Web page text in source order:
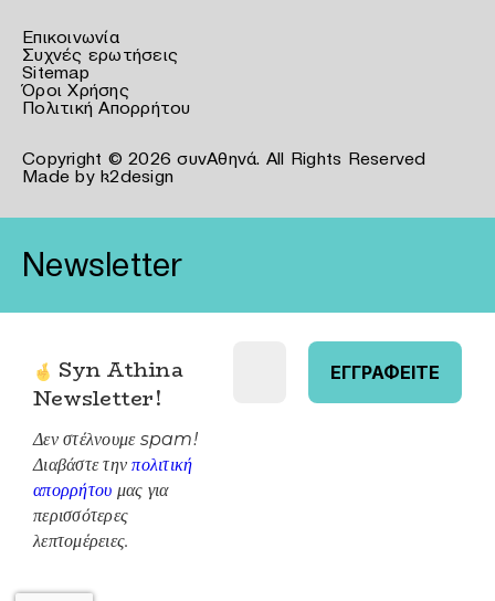
Επικοινωνία
Συχνές ερωτήσεις
Sitemap
Όροι Χρήσης
Πολιτική Απορρήτου
Copyright © 2026 συνΑθηνά. All Rights Reserved
Made by k2design
Newsletter
Syn Athina
Newsletter!
Δεν στέλνουμε spam!
Διαβάστε τηνπολιτική
απορρήτου μας για
περισσότερες
λεπτομέρειες.